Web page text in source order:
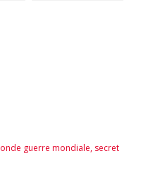
guerre mondiale, secret